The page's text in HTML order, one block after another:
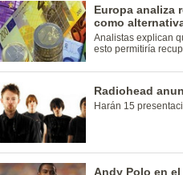
Europa analiza
como
Analistas explican
esto permitiría
Radiohead
Harán 15
Andy Polo en